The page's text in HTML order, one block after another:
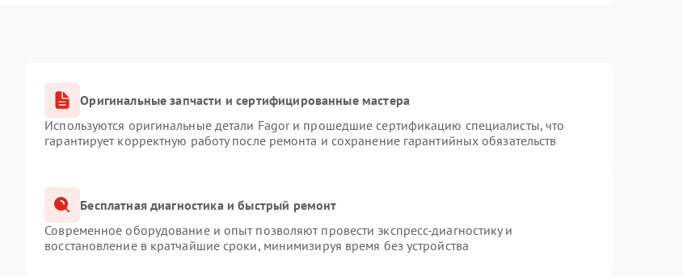
Оригинальные запчасти и сертифицированные мастера
Используются оригинальные детали Fagor и прошедшие сертификацию специалисты, что
гарантирует корректную работу после ремонта и сохранение гарантийных обязательств
Бесплатная диагностика и быстрый ремонт
Современное оборудование и опыт позволяют провести экспресс-диагностику и
восстановление в кратчайшие сроки, минимизируя время без устройства